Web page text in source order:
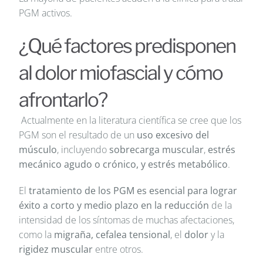
PGM activos.
¿Qué factores predisponen
al dolor miofascial y cómo
afrontarlo?
Actualmente en la literatura científica se cree que los
PGM son el resultado de un uso excesivo del
músculo, incluyendo sobrecarga muscular,estrés
mecánico agudo o crónico, y estrés metabólico.
El tratamiento de los PGM es esencial para lograr
éxito a corto y medio plazo en la reducción de la
intensidad de los síntomas de muchas afectaciones,
como la migraña, cefalea tensional, el dolory la
rigidez muscularentre otros.